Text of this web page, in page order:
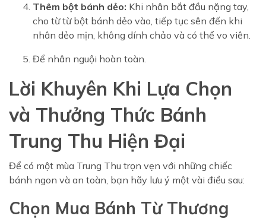
Thêm bột bánh dẻo: Khi nhân bắt đầu nặng tay,
cho từ từ bột bánh dẻo vào, tiếp tục sên đến khi
nhân dẻo mịn, không dính chảo và có thể vo viên.
Để nhân nguội hoàn toàn.
Lời Khuyên Khi Lựa Chọn
và Thưởng Thức Bánh
Trung Thu Hiện Đại
Để có một mùa Trung Thu trọn vẹn với những chiếc
bánh ngon và an toàn, bạn hãy lưu ý một vài điều sau:
Chọn Mua Bánh Từ Thương